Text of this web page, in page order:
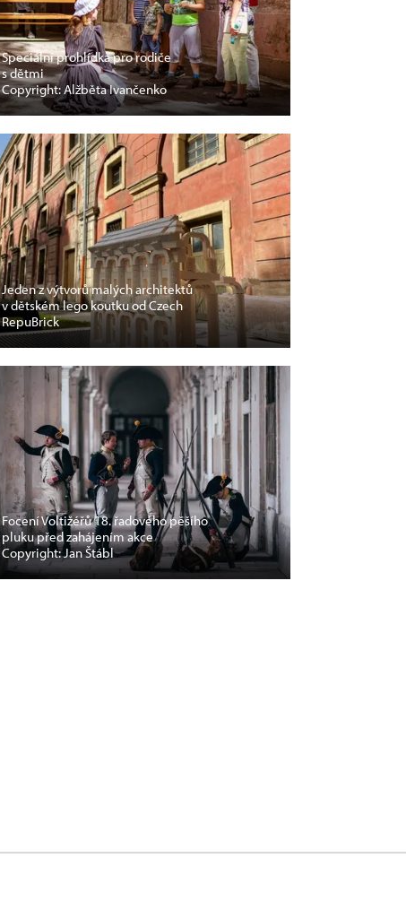
Speciální prohlídka pro rodiče
s dětmi
Copyright: Alžběta Ivančenko
Jeden z výtvorů malých architektů
v dětském lego koutku od Czech
RepuBrick
Focení Voltižéřů 18. řadového pěšího
pluku před zahájením akce
Copyright: Jan Štábl